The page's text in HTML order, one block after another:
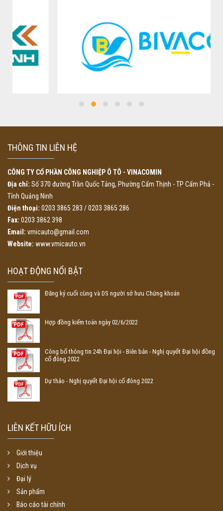
THÔNG TIN LIÊN HỆ
CÔNG TY CỔ PHẦN CÔNG NGHIỆP Ô TÔ - VINACOMIN
Địa chỉ: Số 370 đường Trần Quốc Tảng, Phường Cẩm Thịnh - TP Cẩm Phả -
Tỉnh Quảng Ninh
Điện thoại: 0203 3865 283 / 0203 3865 286
Fax: 0203 3862 398
Email: vmicauto@gmail.com
Website: www.vmicauto.vn
HOẠT ĐỘNG NỔI BẬT
Đăng ký cuối cùng và DS người sở hưu Chứng khoán
Hợp đồng kiểm toán ngày 02/6/2022
Công bố thông tin 24h Đại hội - Biên bản - Nghị quyết Đại hội đồng
cổ đông 2022
Dự thảo - Nghị quyết Đại hội cổ đông 2022
LIÊN KẾT HỮU ÍCH
Giới thiệu
Dịch vụ
Đại lý
Sản phẩm
Báo cáo tài chính